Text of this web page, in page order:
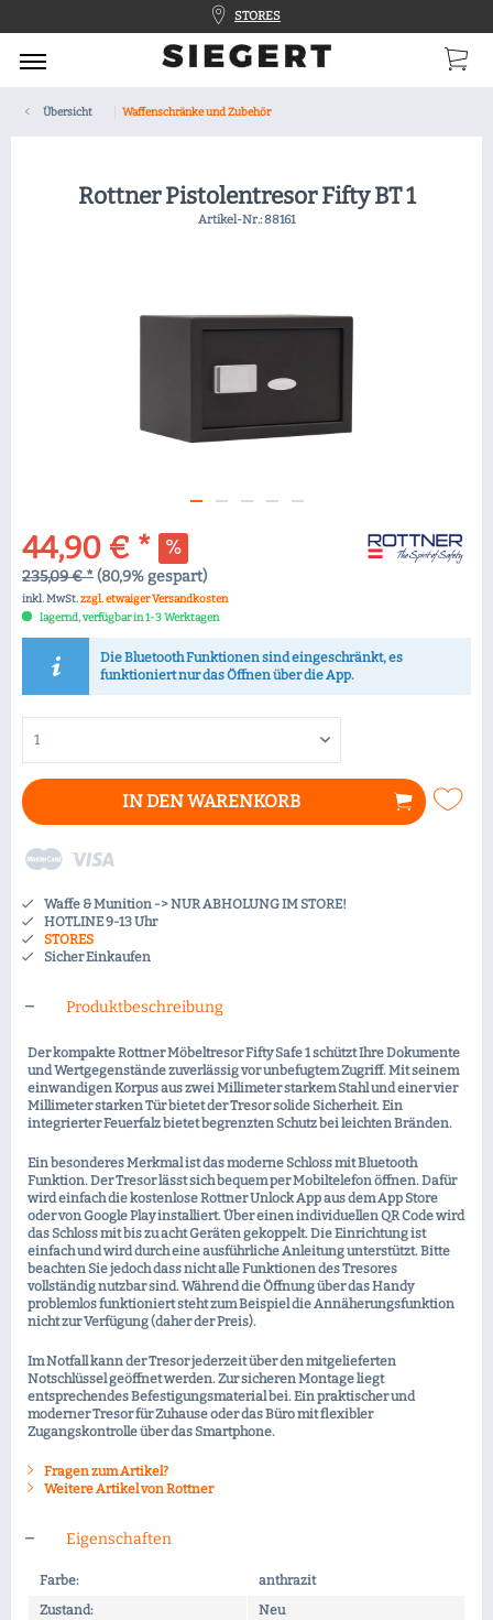
STORES
Übersicht Waffenschränke und Zubehör
Rottner Pistolentresor Fifty BT 1
Artikel-Nr.:88161
44,90 € *
235,09 € *(80,9% gespart)
inkl. MwSt.zzgl. etwaiger Versandkosten
lagernd, verfügbar in 1-3 Werktagen
Die Bluetooth Funktionen sind eingeschränkt, es
funktioniert nur das Öffnen über die App.
IN DENWARENKORB
Waffe & Munition -> NUR ABHOLUNG IM STORE!
HOTLINE 9-13 Uhr
STORES
Sicher Einkaufen
Produktbeschreibung
Der kompakte Rottner Möbeltresor Fifty Safe 1 schützt Ihre Dokumente
und Wertgegenstände zuverlässig vor unbefugtem Zugriff. Mit seinem
einwandigen Korpus aus zwei Millimeter starkem Stahl und einer vier
Millimeter starken Tür bietet der Tresor solide Sicherheit. Ein
integrierter Feuerfalz bietet begrenzten Schutz bei leichten Bränden.
Ein besonderes Merkmal ist das moderne Schloss mit Bluetooth
Funktion. Der Tresor lässt sich bequem per Mobiltelefon öffnen. Dafür
wird einfach die kostenlose Rottner Unlock App aus dem App Store
oder von Google Play installiert. Über einen individuellen QR Code wird
das Schloss mit bis zu acht Geräten gekoppelt. Die Einrichtung ist
einfach und wird durch eine ausführliche Anleitung unterstützt. Bitte
beachten Sie jedoch dass nicht alle Funktionen des Tresores
vollständig nutzbar sind. Während die Öffnung über das Handy
problemlos funktioniert steht zum Beispiel die Annäherungsfunktion
nicht zur Verfügung (daher der Preis).
Im Notfall kann der Tresor jederzeit über den mitgelieferten
Notschlüssel geöffnet werden. Zur sicheren Montage liegt
entsprechendes Befestigungsmaterial bei. Ein praktischer und
moderner Tresor für Zuhause oder das Büro mit flexibler
Zugangskontrolle über das Smartphone.
Fragen zum Artikel?
Weitere Artikel von Rottner
Eigenschaften
Farbe:
anthrazit
Zustand:
Neu